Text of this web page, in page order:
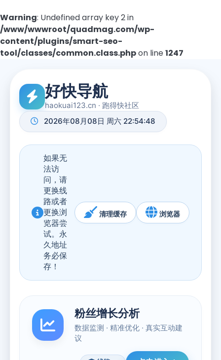
Warning: Undefined array key 2 in
/www/wwwroot/quadmag.com/wp-
content/plugins/smart-seo-
tool/classes/common.class.phpon line1247